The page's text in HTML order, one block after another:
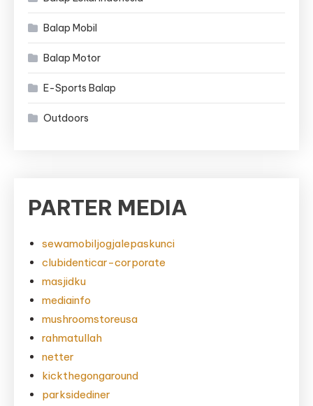
Balap Mobil
Balap Motor
E-Sports Balap
Outdoors
PARTER MEDIA
sewamobiljogjalepaskunci
clubidenticar-corporate
masjidku
mediainfo
mushroomstoreusa
rahmatullah
netter
kickthegongaround
parksidediner